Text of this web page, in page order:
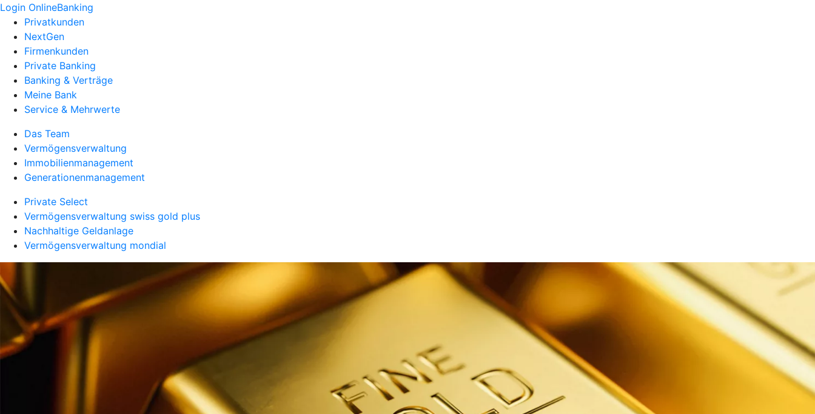
Login OnlineBanking
Privatkunden
NextGen
Firmenkunden
Private Banking
Banking & Verträge
Meine Bank
Service & Mehrwerte
Das Team
Vermögensverwaltung
Immobilienmanagement
Generationenmanagement
Private Select
Vermögensverwaltung swiss gold plus
Nachhaltige Geldanlage
Vermögensverwaltung mondial